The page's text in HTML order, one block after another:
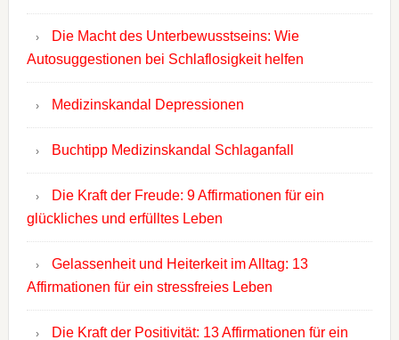
Die Macht des Unterbewusstseins: Wie
Autosuggestionen bei Schlaflosigkeit helfen
Medizinskandal Depressionen
Buchtipp Medizinskandal Schlaganfall
Die Kraft der Freude: 9 Affirmationen für ein
glückliches und erfülltes Leben
Gelassenheit und Heiterkeit im Alltag: 13
Affirmationen für ein stressfreies Leben
Die Kraft der Positivität: 13 Affirmationen für ein